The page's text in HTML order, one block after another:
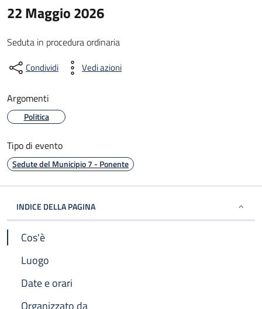
22 Maggio 2026
Seduta in procedura ordinaria
Condividi Vedi azioni
Argomenti
Politica
Tipo di evento
Sedute del Municipio 7 - Ponente
INDICE DELLA PAGINA
Cos'è
Luogo
Date e orari
Organizzato da